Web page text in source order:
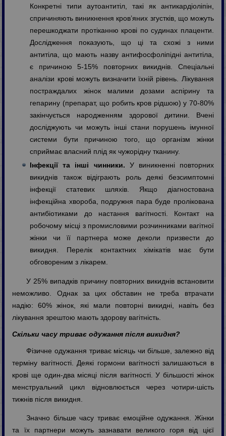
Конкретні типи аутоантитіл, такі як антикардіоліпін,
спричиняють виникнення кров’яних згустків, що можуть
перешкоджати протіканню крові по судинах плаценти.
Дослідження показують, що ці та схожі з ними
антитіла, що мають назву антифосфоліпідні антитіла,
є причиною 5-15% повторних викиднів. Спеціальні
аналізи крові можуть визначити їхній рівень. Лікування
постраждалих жінок малими дозами аспірину та
гепарину (препарат, що робить кров рідшою) у 70-80%
закінчується народженням здорової дитини. Вчені
досліджують чи можуть інші стани порушень імунної
системи бути причиною того, що організм жінки
сприймає власний плід як чужорідну тканину.
Інфекції та інші чинники. У виникненні повторних
викиднів також відіграють роль деякі безсимптомні
інфекції статевих шляхів. Якщо діагностована
інфекційна хвороба, подружня пара буде пролікована
антибіотиками до настання вагітності. Контакт на
робочому місці з промисловими розчинниками вагітної
жінки чи її партнера може деколи призвести до
викидня. Перелік контактних хімікатів має бути
обговореним з лікарем.
У 25% випадків причину повторних викиднів встановити
неможливо. Однак за цих обставин не треба втрачати
надію: 60% жінок, які мали повторні викидні, навіть без
лікування зрештою мають здорову вагітність.
Скільки часу триває одужання після викидня?
Фізичне одужання триває місяць чи більше, залежно від
терміну вагітності. Деякі гормони вагітності залишаються в
крові ще один-два місяці після вагітності. У більшості жінок
менструальний цикл відновлюється через чотири-шість
тижнів після викидня.
Значно більше часу триває емоційне одужання. Жінки
та їх партнери можуть зазнавати великого горя від цієї